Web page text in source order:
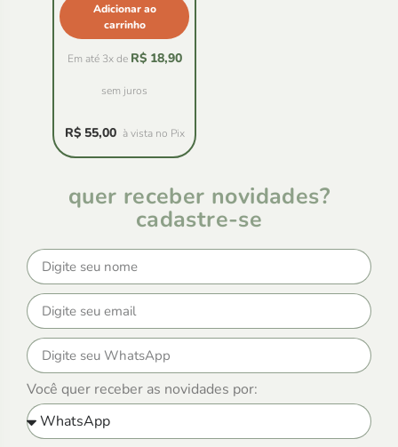
Adicionar ao
carrinho
Em até 3x de R$18,90
sem juros
R$55,00 à vista no Pix
quer receber novidades?
cadastre-se
Você quer receber as novidades por: